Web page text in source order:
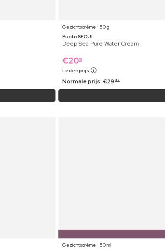
Gezichtscrème ⋅ 50 g
Purito SEOUL
Deep Sea Pure Water Cream
€2019
Ledenprijs
Normale prijs:€29 49
Gezichtscrème ⋅ 50 ml